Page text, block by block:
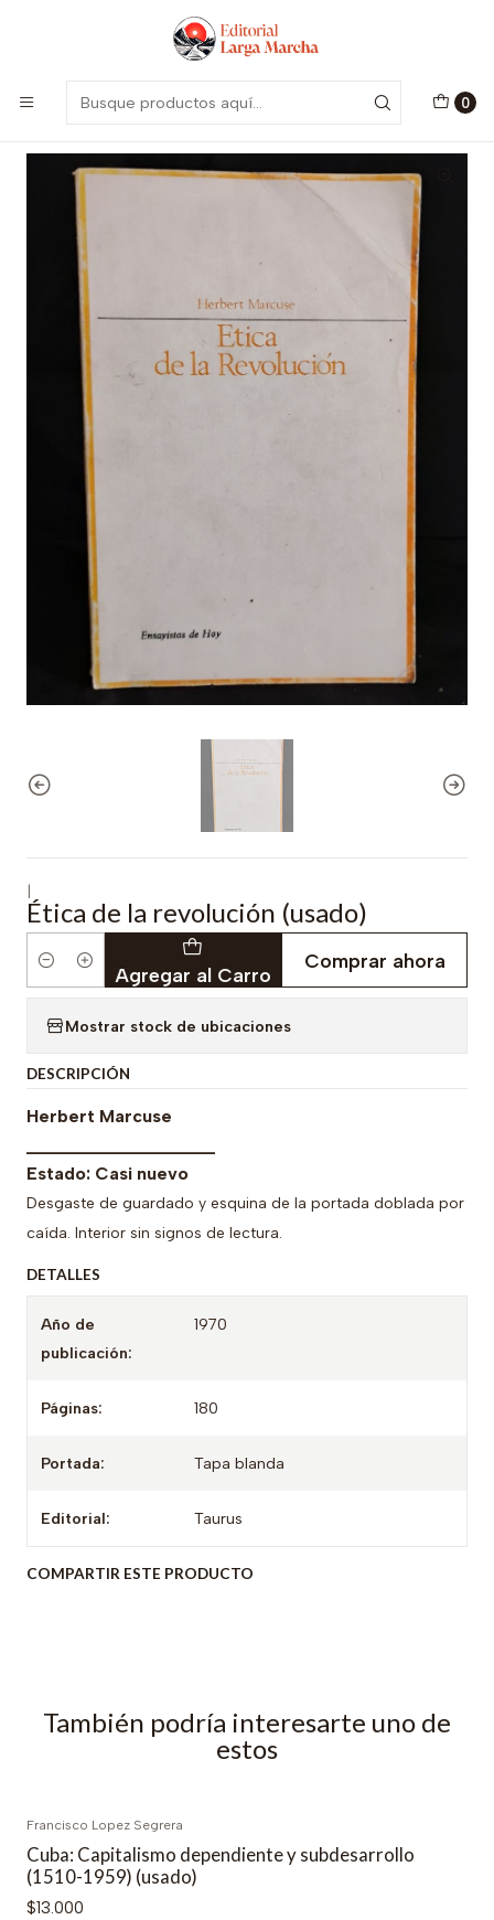
0
Encuentra nuestro catálogo aquí
Ética de la revolución (usado)
Ética de la revolución (usado)
Cantidad Agregar al Carro
Comprar ahora
Mostrar stock de ubicaciones
DESCRIPCIÓN
Herbert Marcuse
Estado: Casi nuevo
Desgaste de guardado y esquina de la portada doblada por
caída. Interior sin signos de lectura.
DETALLES
Año de
publicación:
1970
Páginas: 180
Portada: Tapa blanda
Editorial: Taurus
COMPARTIR ESTE PRODUCTO
También podría interesarte uno de
estos
Francisco Lopez Segrera
Cuba: Capitalismo dependiente y subdesarrollo
(1510-1959) (usado)
$13.000